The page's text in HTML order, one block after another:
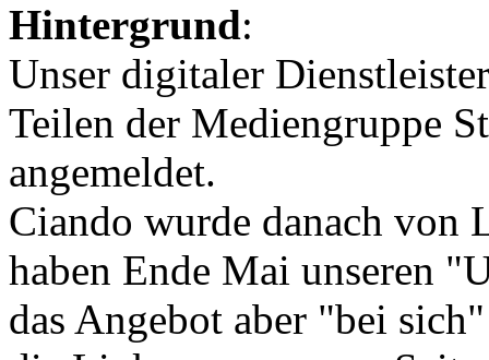
Hintergrund:
Unser digitaler
Teilen der Mediengruppe
angemeldet.
Ciando wurde danach von
haben Ende Mai unseren
das Angebot aber "bei